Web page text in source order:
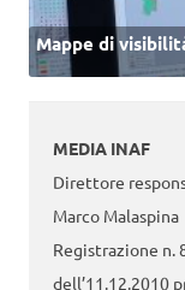
Mappe di
MEDIA INAF
Direttore
Marco Malaspina
Registrazione n.
dell’11.12.2010